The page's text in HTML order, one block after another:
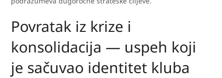
Povratak iz krize i
konsolidacija — uspeh koji
je sačuvao identitet kluba